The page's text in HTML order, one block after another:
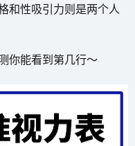
和性吸引力则是两个人
你能看到第几行～